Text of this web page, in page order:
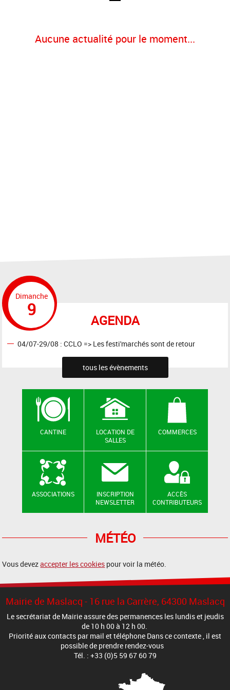
Aucune actualité pour le moment...
AGENDA
Dimanche
9
04/07-29/08 : CCLO => Les festi'marchés sont de retour
tous les évènements
CANTINE
LOCATION DE
SALLES
COMMERCES
ASSOCIATIONS
INSCRIPTION
NEWSLETTER
ACCÈS
CONTRIBUTEURS
MÉTÉO
Vous devezaccepter les cookies pour voir la météo.
Mairie de Maslacq - 16 rue la Carrère, 64300 Maslacq
Le secrétariat de Mairie assure des permanences les lundis et jeudis
de 10 h 00 à 12 h 00.
Priorité aux contacts par mail et téléphone Dans ce contexte , il est
possible de prendre rendez-vous
Tél. : +33 (0)5 59 67 60 79